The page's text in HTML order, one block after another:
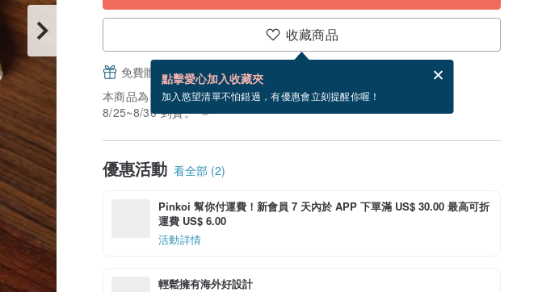
收藏商品
點擊愛心加入收藏夾
加入慾望清單不怕錯過，有優惠會立刻提醒你喔！
免費贈送電子賀卡，結帳完成後填寫
本商品為「接單訂製」。付款後需 10 個工作天製作。現在下單預估
8/25~8/30 到貨。
優惠活動 看全部 (2)
Pinkoi 幫你付運費！新會員 7 天內於 APP 下單滿 US$ 30.00 最高可折
運費 US$ 6.00
活動詳情
輕鬆擁有海外好設計